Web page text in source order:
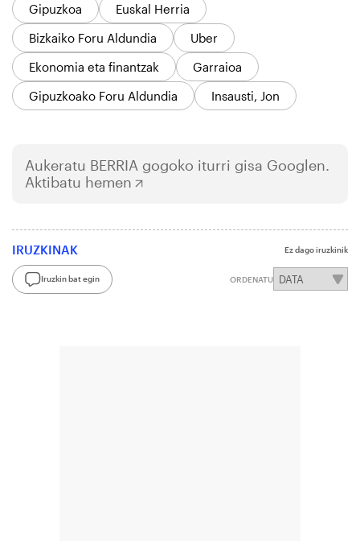
Gipuzkoa
Euskal Herria
Bizkaiko Foru Aldundia
Uber
Ekonomia eta finantzak
Garraioa
Gipuzkoako Foru Aldundia
Insausti, Jon
Aukeratu BERRIA gogoko iturri gisa Googlen.
Aktibatu hemen
IRUZKINAK Ez dago iruzkinik
Iruzkin bat egin ORDENATU